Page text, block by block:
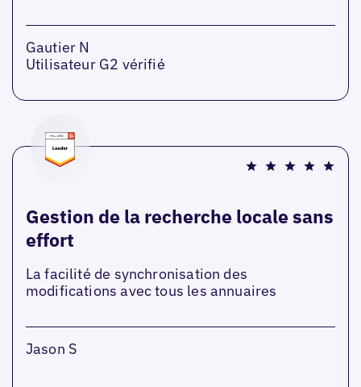
Gautier N
Utilisateur G2 vérifié
Gestion de la recherche locale sans
effort
La facilité de synchronisation des
modifications avec tous les annuaires
Jason S